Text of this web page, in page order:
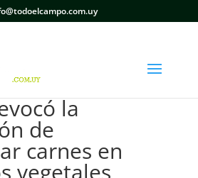
la
de
carnes en
vegetales